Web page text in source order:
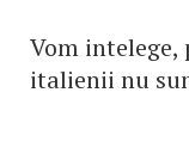
Vom
italienii nu